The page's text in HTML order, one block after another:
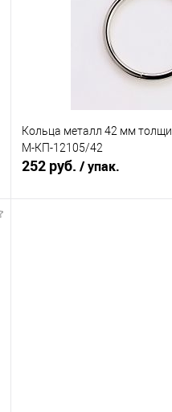
Кольца металл 42 мм
М-КП-12105/42
252 руб. / упак.